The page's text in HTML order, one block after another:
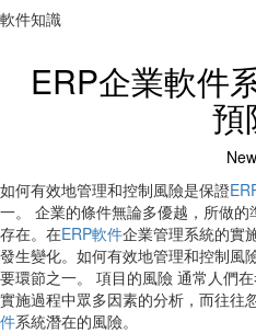
軟件知識
ERP企業軟件
預
如何有效地管理和控制風險是保證
一。 企業的條件無論多優越，所做
存在。在ERP軟件企業管理系統的實
發生變化。如何有效地管理和控制風
要環節之一。 項目的風險 通常人們
實施過程中眾多因素的分析，而往往
件系統潛在的風險。